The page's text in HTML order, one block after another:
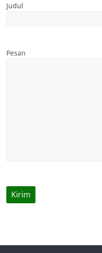
Judul
Pesan